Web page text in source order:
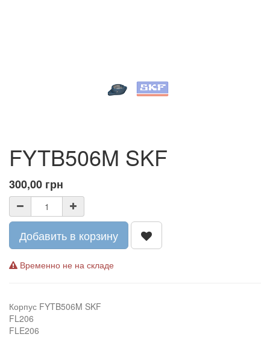
FYTB506M SKF
300,00 грн
Добавить в корзину
Временно не на складе
Корпус FYTB506M SKF
FL206
FLE206